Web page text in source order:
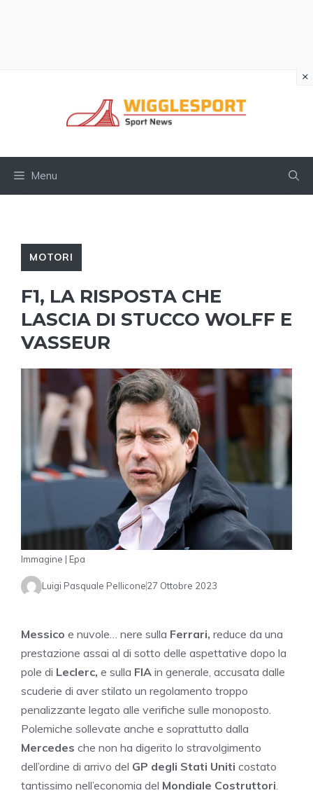
Menu
MOTORI
F1, LA RISPOSTA CHE
LASCIA DI STUCCO WOLFF E
VASSEUR
Immagine | Epa
Luigi Pasquale Pellicone27 Ottobre 2023
Messico e nuvole… nere sulla Ferrari, reduce da una
prestazione assai al di sotto delle aspettative dopo la
pole di Leclerc, e sulla FIA in generale, accusata dalle
scuderie di aver stilato un regolamento troppo
penalizzante legato alle verifiche sulle monoposto.
Polemiche sollevate anche e soprattutto dalla
Mercedes che non ha digerito lo stravolgimento
dell’ordine di arrivo del GP degli Stati Uniti costato
tantissimo nell’economia del Mondiale Costruttori
×